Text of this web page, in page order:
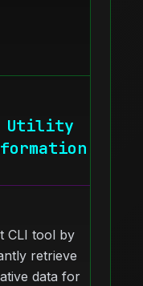
Utility
CLI tool by
retrieve
data for